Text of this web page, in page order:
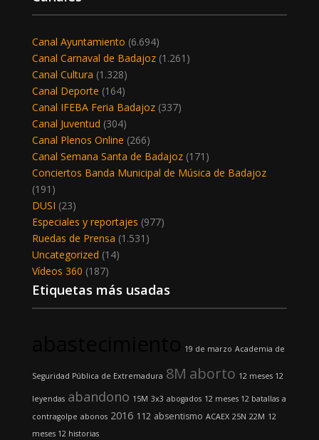
Canal Ayuntamiento (6.694)
Canal Carnaval de Badajoz(1.261)
Canal Cultura (1.328)
Canal Deporte (164)
Canal IFEBA Feria Badajoz(337)
Canal Juventud (304)
Canal Plenos Online (266)
Canal Semana Santa de Badajoz(171)
Conciertos Banda Municipal de Música de Badajoz
(191)
DUSI (23)
Especiales y reportajes (977)
Ruedas de Prensa (1.531)
Uncategorized (14)
Vídeos 360 (187)
Etiquetas más usadas
19 de marzo Academia de
Seguridad Pública de Extremadura 8M aborto 12 meses 12
leyendas abandono 15M 3x3 abogados 12 meses 12 batallas a
contragolpe abonos 2016 112 absentismo ACAEX 25N 22M 12
meses 12 historias